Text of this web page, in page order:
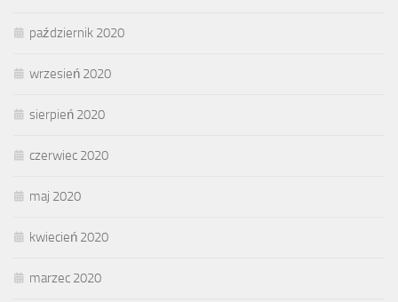
październik 2020
wrzesień 2020
sierpień 2020
czerwiec 2020
maj 2020
kwiecień 2020
marzec 2020